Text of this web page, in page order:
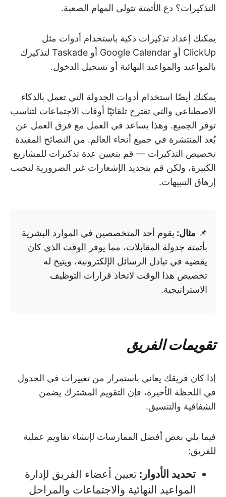
التذكيرات؟ دع الأتمتة تتولى المهام الصعبة.
يمكنك إعداد تذكيرات ذكية باستخدام أدوات مثل
ClickUp أو Google Calendar أو Taskade لتذكيرك
بالمواعيد والمواعيد النهائية أو تسجيل الدخول.
يمكنك أيضًا استخدام أدوات الجدولة التي تعمل بالذكاء
الاصطناعي والتي تقترح تلقائيًا أوقات الاجتماعات لتناسب
توفر الجميع. وهذا يساعد في العمل مع فرق العمل عن
بُعد المنتشرة في جميع أنحاء العالم. من النصائح المفيدة
تخصيص التذكيرات — قم بتعيين عدة تذكيرات للمشاريع
الكبيرة، ولكن قم بتحديد الإشعارات غير الضرورية لتجنب
إرهاق التنبيهات.
📌 مثال: يقوم أحد المتخصصين في الموارد البشرية
بأتمتة جدولة المقابلات، مما يوفر الوقت الذي كان
يقضيه في تبادل الرسائل الإلكترونية، ويتيح له
تخصيص هذا الوقت لاتخاذ قرارات التوظيف
الاستراتيجية.
تقويمات الفريق
إذا كان فريقك يعاني باستمرار من تغييرات في الجدول
في اللحظة الأخيرة، فإن التقويم المشترك يضمن
الشفافية والتنسيق.
فيما يلي بعض أفضل الممارسات لإنشاء تقاويم عملية
للفريق:
تحديد الأدوار: تعيين أعضاء الفريق لإدارة
المواعيد النهائية والاجتماعات والمراحل